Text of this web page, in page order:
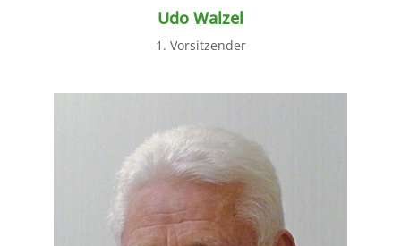
Udo Walzel
1. Vorsitzender